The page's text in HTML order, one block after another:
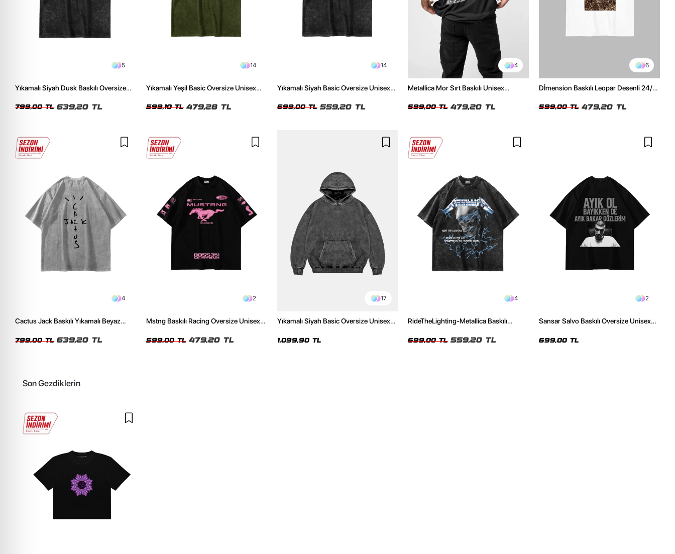
5
Yıkamalı Siyah Dusk Baskılı Oversize
799,00 TL 639,20 TL
14
Yıkamalı Yeşil Basic Oversize Unisex
599,10 TL 479,28 TL
14
Yıkamalı Siyah Basic Oversize Unisex
699,00 TL 559,20 TL
4
Metallica Mor Sırt Baskılı Unisex
599,00 TL 479,20 TL
6
Dİmension Baskılı Leopar Desenli 24/1
599,00 TL 479,20 TL
4
Cactus Jack Baskılı Yıkamalı Beyaz
799,00 TL 639,20 TL
2
Mstng Baskılı Racing Oversize Unisex
599,00 TL 479,20 TL
17
Yıkamalı Siyah Basic Oversize Unisex
1.099,90 TL
4
RideTheLighting-Metallica Baskılı
699,00 TL 559,20 TL
2
Sansar Salvo Baskılı Oversize Unisex
699,00 TL
Son Gezdiklerin